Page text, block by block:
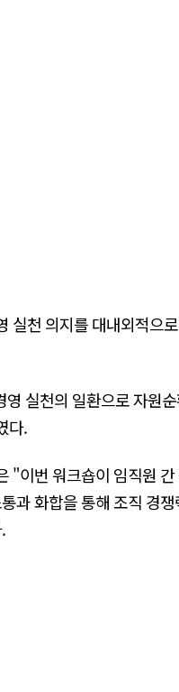
실천 의지를 대내외적으
영 실천의 일환으로 자원
다.
"이번 워크숍이 임직원
과 화합을 통해 조직 경